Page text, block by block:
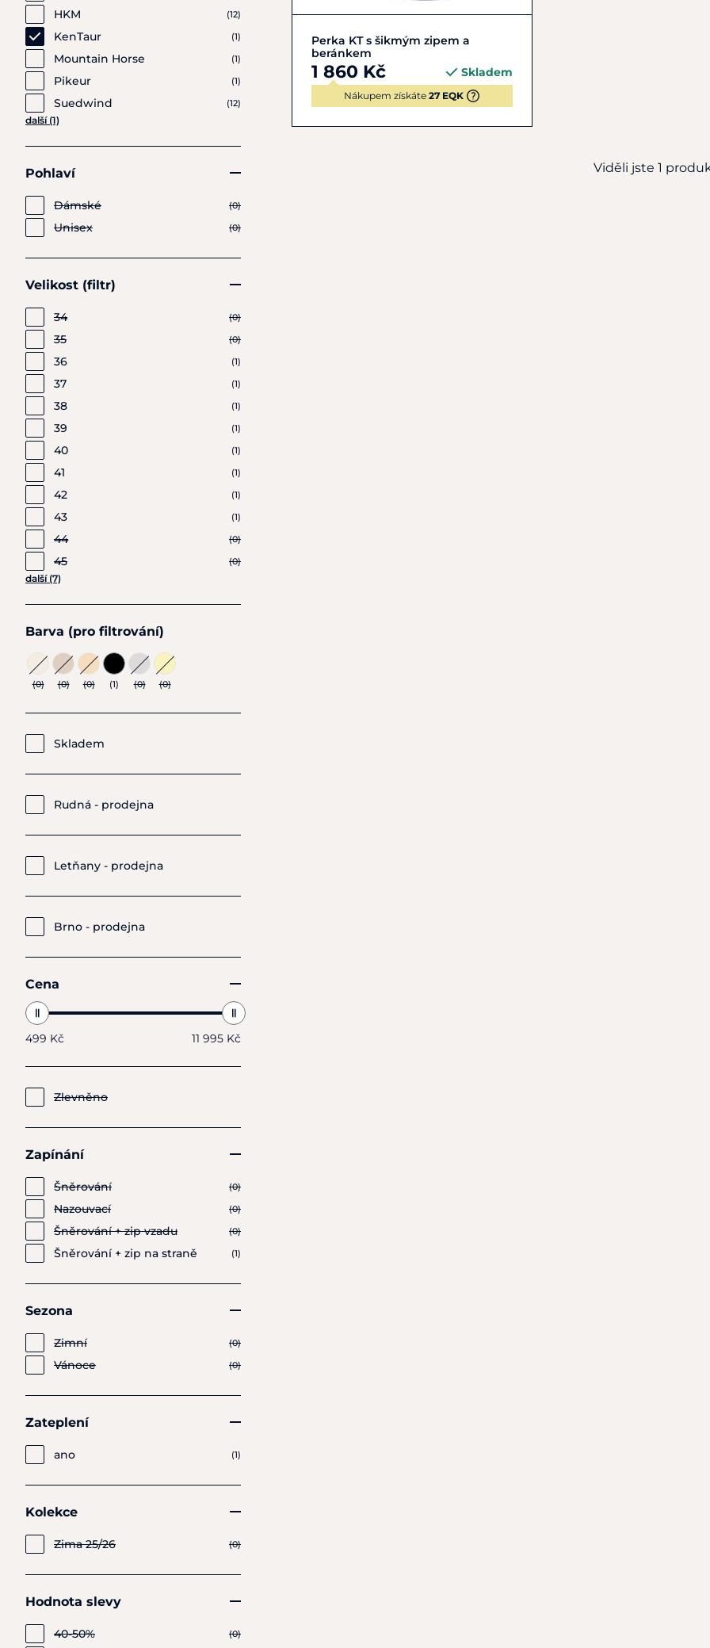
HKM (12)
KenTaur (1)
Mountain Horse (1)
Pikeur (1)
Suedwind (12)
další (1)
Pohlaví
Dámské (0)
Unisex (0)
Velikost (filtr)
34 (0)
35 (0)
36 (1)
37 (1)
38 (1)
39 (1)
40 (1)
41 (1)
42 (1)
43 (1)
44 (0)
45 (0)
další (7)
Barva (pro filtrování)
(0) (0) (0) (1) (0) (0)
Skladem
Rudná - prodejna
Letňany - prodejna
Brno - prodejna
Cena
499 Kč 11 995 Kč
Zlevněno
Zapínání
Šněrování (0)
Nazouvací (0)
Šněrování + zip vzadu (0)
Šněrování + zip na straně (1)
Sezona
Zimní (0)
Vánoce (0)
Zateplení
ano (1)
Kolekce
Zima 25/26 (0)
Hodnota slevy
40-50% (0)
36 37 38 39 + 4
Perka KT s šikmým zipem a
beránkem
1 860 Kč Skladem
Nákupem získáte27 EQK
Viděli jste 1